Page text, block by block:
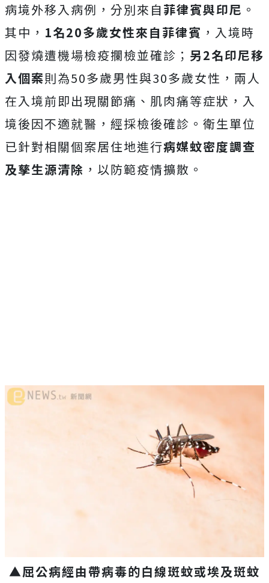
病境外移入病例，分別來自菲律賓與印尼 。
其中， 1名20多歲女性來自菲律賓 ，入境時
因發燒遭機場檢疫攔檢並確診； 另2名印尼移
入個案則為50多歲男性與30多歲女性，兩人
在入境前即出現關節痛、肌肉痛等症狀，入
境後因不適就醫，經採檢後確診。衛生單位
已針對相關個案居住地進行病媒蚊密度調查
及孳生源清除 ，以防範疫情擴散。
▲屈公病經由帶病毒的白線斑蚊或埃及斑蚊